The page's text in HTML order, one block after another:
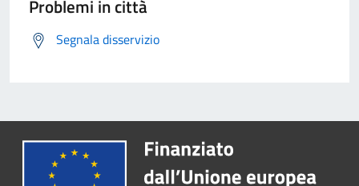
Problemi in città
Segnala disservizio